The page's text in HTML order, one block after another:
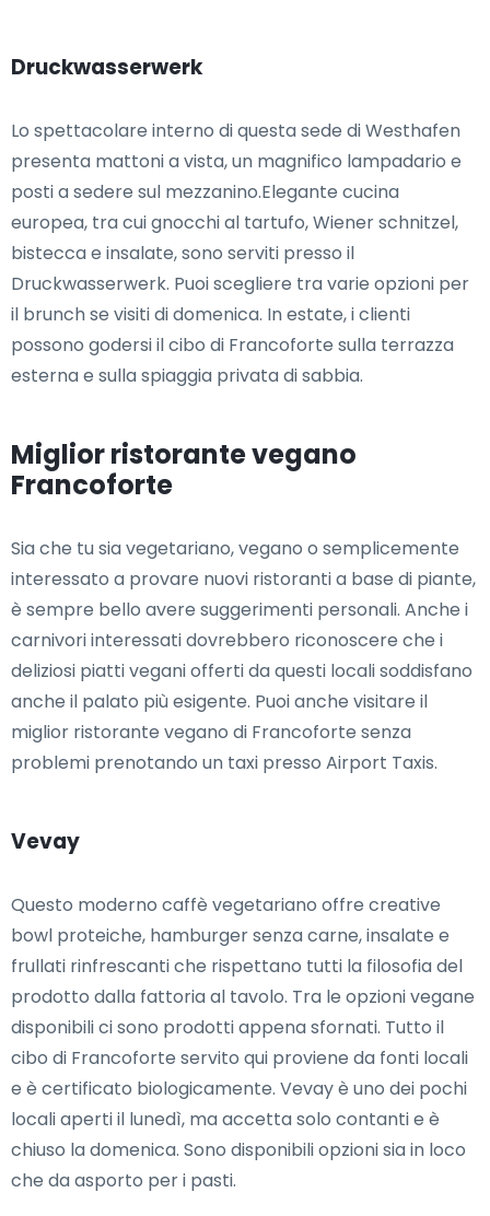
Druckwasserwerk
Lo spettacolare interno di questa sede di Westhafen
presenta mattoni a vista, un magnifico lampadario e
posti a sedere sul mezzanino.Elegante cucina
europea, tra cui gnocchi al tartufo, Wiener schnitzel,
bistecca e insalate, sono serviti presso il
Druckwasserwerk. Puoi scegliere tra varie opzioni per
il brunch se visiti di domenica. In estate, i clienti
possono godersi il cibo di Francoforte sulla terrazza
esterna e sulla spiaggia privata di sabbia.
Miglior ristorante vegano
Francoforte
Sia che tu sia vegetariano, vegano o semplicemente
interessato a provare nuovi ristoranti a base di piante,
è sempre bello avere suggerimenti personali. Anche i
carnivori interessati dovrebbero riconoscere che i
deliziosi piatti vegani offerti da questi locali soddisfano
anche il palato più esigente. Puoi anche visitare il
miglior ristorante vegano di Francoforte senza
problemi prenotando un taxi presso Airport Taxis.
Vevay
Questo moderno caffè vegetariano offre creative
bowl proteiche, hamburger senza carne, insalate e
frullati rinfrescanti che rispettano tutti la filosofia del
prodotto dalla fattoria al tavolo. Tra le opzioni vegane
disponibili ci sono prodotti appena sfornati. Tutto il
cibo di Francoforte servito qui proviene da fonti locali
e è certificato biologicamente. Vevay è uno dei pochi
locali aperti il lunedì, ma accetta solo contanti e è
chiuso la domenica. Sono disponibili opzioni sia in loco
che da asporto per i pasti.